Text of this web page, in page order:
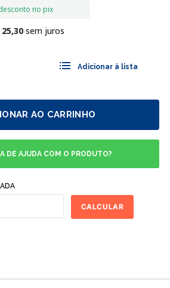
no pix
25,30 sem juros
AO CARRINHO
DE AJUDA COM O PRODUTO?
CALCULAR